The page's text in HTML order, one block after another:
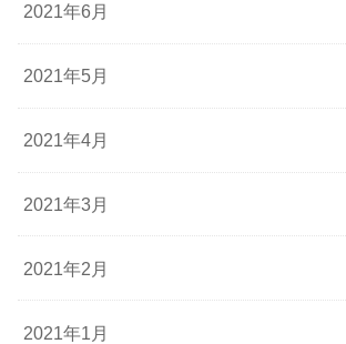
2021年6月
2021年5月
2021年4月
2021年3月
2021年2月
2021年1月